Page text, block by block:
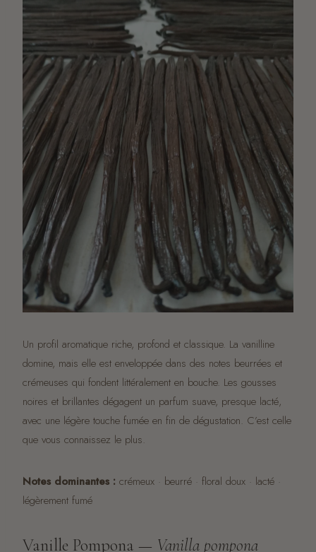
Un profil aromatique riche, profond et classique. La vanilline
domine, mais elle est enveloppée dans des notes beurrées et
crémeuses qui fondent littéralement en bouche. Les gousses
noires et brillantes dégagent un parfum suave, presque lacté,
avec une légère touche fumée en fin de dégustation. C’est celle
que vous connaissez le plus.
Notes dominantes : crémeux · beurré · floral doux · lacté ·
légèrement fumé
Vanille Pompona — Vanilla pompona